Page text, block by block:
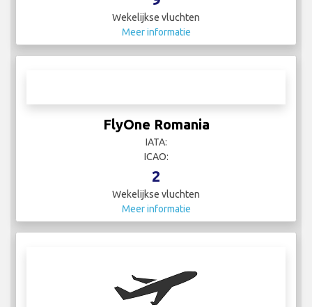
Wekelijkse vluchten
Meer informatie
FlyOne Romania
IATA:
ICAO:
2
Wekelijkse vluchten
Meer informatie